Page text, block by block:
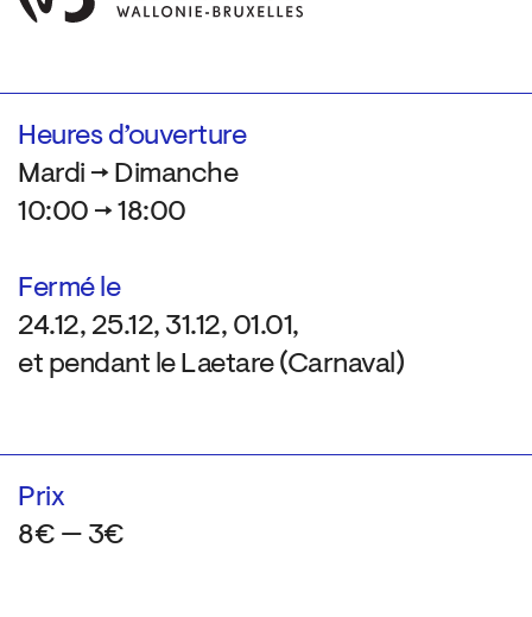
Heures d’ouverture
Mardi → Dimanche
10:00 → 18:00
Fermé le
24.12, 25.12, 31.12, 01.01,
et pendant le Laetare (Carnaval)
Prix
8€ — 3€